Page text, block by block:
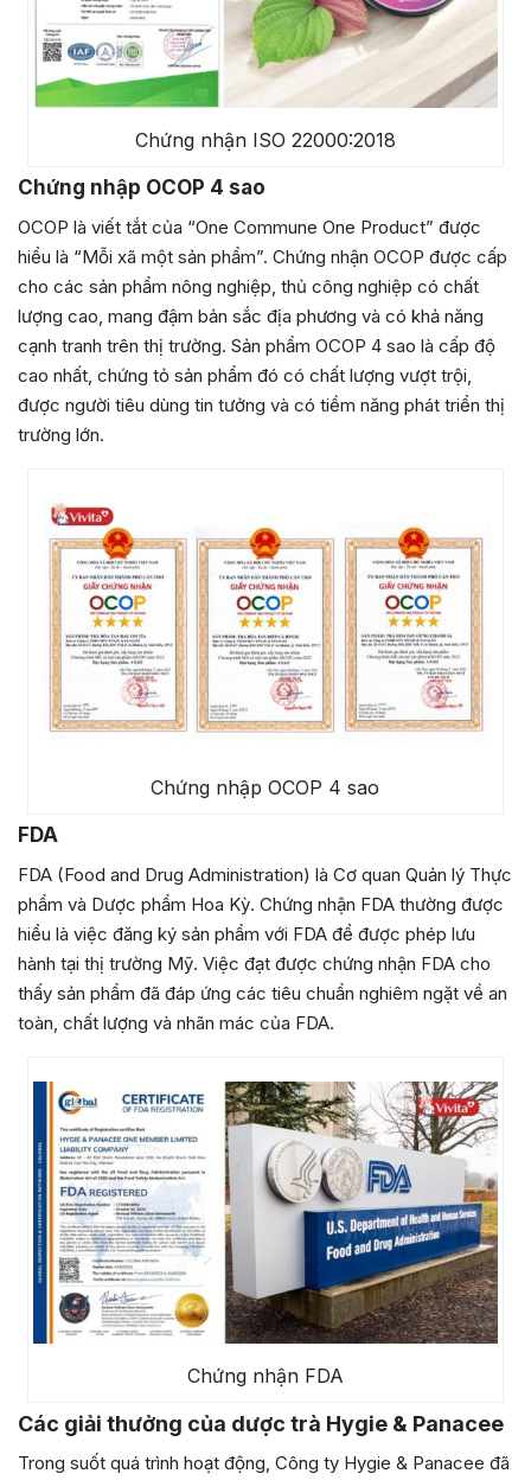
Chứng nhận ISO 22000:2018
Chứng nhập OCOP 4 sao
OCOP là viết tắt của “One Commune One Product” được
hiểu là “Mỗi xã một sản phẩm”. Chứng nhận OCOP được cấp
cho các sản phẩm nông nghiệp, thủ công nghiệp có chất
lượng cao, mang đậm bản sắc địa phương và có khả năng
cạnh tranh trên thị trường. Sản phẩm OCOP 4 sao là cấp độ
cao nhất, chứng tỏ sản phẩm đó có chất lượng vượt trội,
được người tiêu dùng tin tưởng và có tiềm năng phát triển thị
trường lớn.
Chứng nhập OCOP 4 sao
FDA
FDA (Food and Drug Administration) là Cơ quan Quản lý Thực
phẩm và Dược phẩm Hoa Kỳ. Chứng nhận FDA thường được
hiểu là việc đăng ký sản phẩm với FDA để được phép lưu
hành tại thị trường Mỹ. Việc đạt được chứng nhận FDA cho
thấy sản phẩm đã đáp ứng các tiêu chuẩn nghiêm ngặt về an
toàn, chất lượng và nhãn mác của FDA.
Chứng nhận FDA
Các giải thưởng của dược trà Hygie & Panacee
Trong suốt quá trình hoạt động, Công ty Hygie & Panacee đã